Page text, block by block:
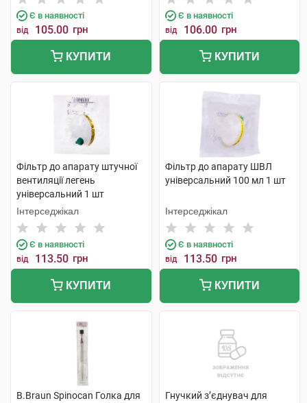
Є в наявності
від 105.00 грн
КУПИТИ
Є в наявності
від 106.00 грн
КУПИТИ
Фільтр до апарату штучної
вентиляції легень
універсальний 1 шт
Інтерседжікал
Є в наявності
від 113.50 грн
КУПИТИ
Фільтр до апарату ШВЛ
універсальний 100 мл 1 шт
Інтерседжікал
Є в наявності
від 113.50 грн
КУПИТИ
B.Braun Spinocan Голка для
Гнучкий з’єднувач для